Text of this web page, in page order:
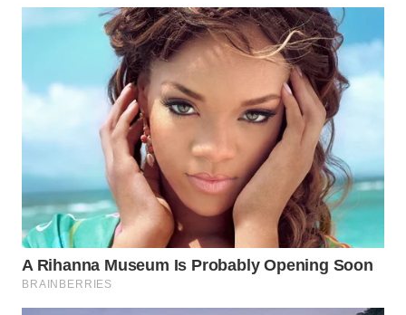
WAHANANEWS
WAHANANEWS
SPORT
WAHANA
UMKM
WAHANA
SELEB